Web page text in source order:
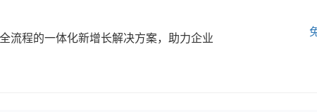
流程的一体化新增长解决方案，助力企业